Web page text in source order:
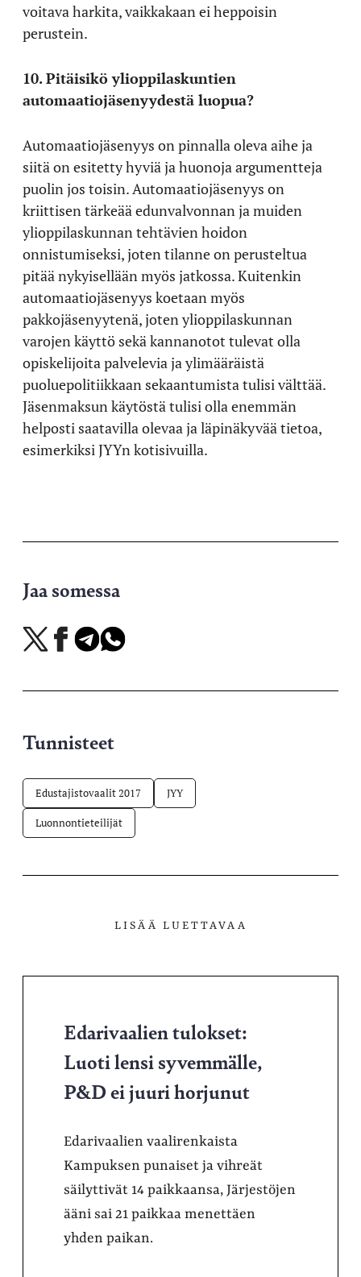
voitava harkita, vaikkakaan ei heppoisin
perustein.
10. Pitäisikö ylioppilaskuntien
automaatiojäsenyydestä luopua?
Automaatiojäsenyys on pinnalla oleva aihe ja
siitä on esitetty hyviä ja huonoja argumentteja
puolin jos toisin. Automaatiojäsenyys on
kriittisen tärkeää edunvalvonnan ja muiden
ylioppilaskunnan tehtävien hoidon
onnistumiseksi, joten tilanne on perusteltua
pitää nykyisellään myös jatkossa. Kuitenkin
automaatiojäsenyys koetaan myös
pakkojäsenyytenä, joten ylioppilaskunnan
varojen käyttö sekä kannanotot tulevat olla
opiskelijoita palvelevia ja ylimääräistä
puoluepolitiikkaan sekaantumista tulisi välttää.
Jäsenmaksun käytöstä tulisi olla enemmän
helposti saatavilla olevaa ja läpinäkyvää tietoa,
esimerkiksi JYYn kotisivuilla.
Jaa somessa
Jaa
X-
Jaa
Facebookissa
Jaa
Telegramissa
Jaa
WhatsAppissa
Tunnisteet
Edustajistovaalit 2017 JYY
Luonnontieteilijät
LISÄÄ LUETTAVAA
Edarivaalien tulokset:
Luoti lensi syvemmälle,
P&D ei juuri horjunut
Edarivaalien vaalirenkaista
Kampuksen punaiset ja vihreät
säilyttivät 14 paikkaansa, Järjestöjen
ääni sai 21 paikkaa menettäen
yhden paikan.